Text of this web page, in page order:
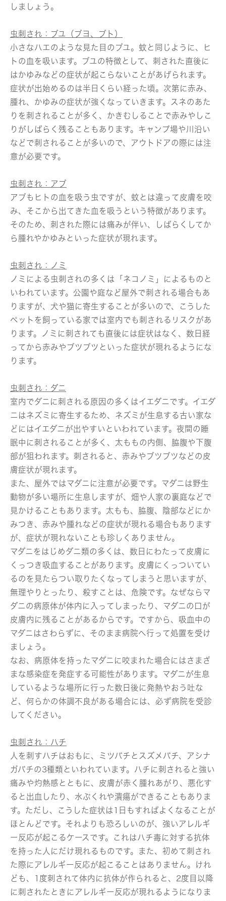
しましょう。
虫刺され：ブユ（ブヨ、ブト）
小さなハエのような見た目のブユ。蚊と同じように、ヒ
トの血を吸います。ブユの特徴として、刺された直後に
はかゆみなどの症状が起こらないことがあげられます。
症状が出始めるのは半日くらい経った頃。次第に赤み、
腫れ、かゆみの症状が強くなっていきます。スネのあた
りを刺されることが多く、かきむしることで赤みやしこ
りがしばらく残ることもあります。キャンプ場や川沿い
などで刺されることが多いので、アウトドアの際には注
意が必要です。
虫刺され：アブ
アブもヒトの血を吸う虫ですが、蚊とは違って皮膚を咬
み、そこから出てきた血を吸うという特徴があります。
そのため、刺された際には痛みが伴い、しばらくしてか
ら腫れやかゆみといった症状が現れます。
虫刺され：ノミ
ノミによる虫刺されの多くは「ネコノミ」によるものと
いわれています。公園や庭など屋外で刺される場合もあ
りますが、犬や猫に寄生することが多いので、こうした
ペットを飼っている家では室内でも刺されるリスクがあ
ります。ノミに刺されても直後には症状はなく、数日経
ってから赤みやブツブツといった症状が現れるようにな
ります。
虫刺され：ダニ
室内でダニに刺される原因の多くはイエダニです。イエダ
ニはネズミに寄生するため、ネズミが生息する古い家な
どにはイエダニが出やすいといわれています。夜間の睡
眠中に刺されることが多く、太ももの内側、脇腹や下腹
部が狙われます。刺されると、赤みやブツブツなどの皮
膚症状が現れます。
また、屋外ではマダニに注意が必要です。マダニは野生
動物が多い場所に生息しますが、畑や人家の裏庭などで
見かけることもあります。太もも、脇腹、陰部などにか
みつき、赤みや腫れなどの症状が現れる場合もあります
が、症状が現れないことも珍しくありません。
マダニをはじめダニ類の多くは、数日にわたって皮膚に
くっつき吸血することがあります。皮膚にくっついてい
るのを見たらつい取りたくなってしまうと思いますが、
無理やりとったり、殺すことは、危険です。なぜならマ
ダニの病原体が体内に入ってしまったり、マダニの口が
皮膚内に残ることがあるからです。ですから、吸血中の
マダニはさわらずに、そのまま病院へ行って処置を受け
ましょう。
なお、病原体を持ったマダニに咬まれた場合にはさまざ
まな感染症を発症する可能性があります。マダニが生息
しているような場所に行った数日後に発熱やおう吐な
ど、何らかの体調不良がある場合には、必ず病院を受診
してください。
虫刺され：ハチ
人を刺すハチはおもに、ミツバチとスズメバチ、アシナ
ガバチの3種類といわれています。ハチに刺されると強い
痛みや灼熱感とともに、皮膚が赤く腫れあがり、悪化す
ると出血したり、水ぶくれや潰瘍ができることもありま
す。ただし、こうした症状は1日もすればよくなることが
ほとんどです。それよりも恐ろしいのが、強いアレルギ
ー反応が起こるケースです。これはハチ毒に対する抗体
を持った人にだけ現れるものです。また、初めて刺され
た際にアレルギー反応が起こることはありません。けれ
ども、1度刺されて体内に抗体が作られると、2度目以降
に刺されたときにアレルギー反応が現れるようになりま